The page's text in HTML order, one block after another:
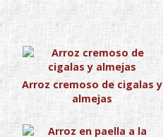
Arroz cremoso de cigalas y
almejas